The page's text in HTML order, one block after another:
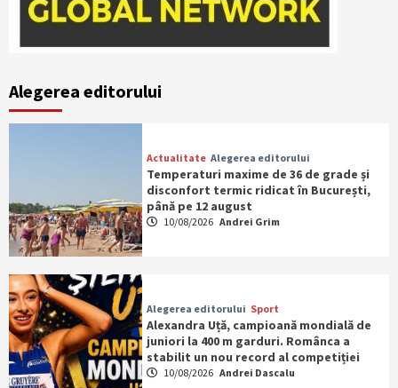
Alegerea editorului
Actualitate Alegerea editorului
Temperaturi maxime de 36 de grade și
disconfort termic ridicat în București,
până pe 12 august
10/08/2026 Andrei Grim
Alegerea editorului Sport
Alexandra Uță, campioană mondială de
juniori la 400 m garduri. Românca a
stabilit un nou record al competiției
10/08/2026 Andrei Dascalu